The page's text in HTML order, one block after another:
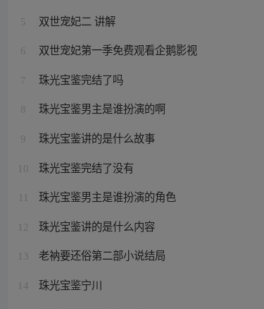
5 双世宠妃二 讲解
6 双世宠妃第一季免费观看企鹅影视
7 珠光宝鉴完结了吗
8 珠光宝鉴男主是谁扮演的啊
9 珠光宝鉴讲的是什么故事
10 珠光宝鉴完结了没有
珠光宝鉴男主是谁扮演的角色
12 珠光宝鉴讲的是什么内容
13 老衲要还俗第二部小说结局
14 珠光宝鉴宁川